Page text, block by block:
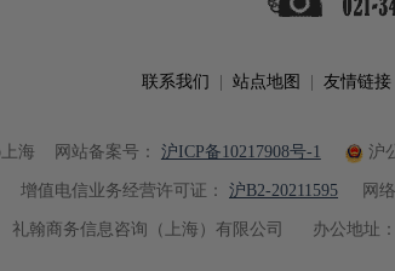
联系我们 站点地图 友情链接
海 网站备案号： 沪ICP备10217908号-1 沪
增值电信业务经营许可证： 沪B2-20211595 网络
礼翰商务信息咨询（上海）有限公司 办公地址：